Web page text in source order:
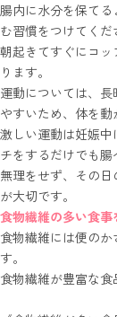
腸内に水分を保て
む習慣をつけてくだ
朝起きてすぐにコ
ります。
運動については、
やすいため、体を動
激しい運動は妊娠
チをするだけでも腸
無理をせず、その
が大切です。
食物繊維の多い食
食物繊維には便の
す。
食物繊維が豊富な食